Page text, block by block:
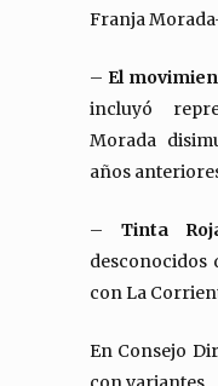
Franja
– El
incluyó
Morada
años
– Tinta
desconocidos
con La
En Consejo